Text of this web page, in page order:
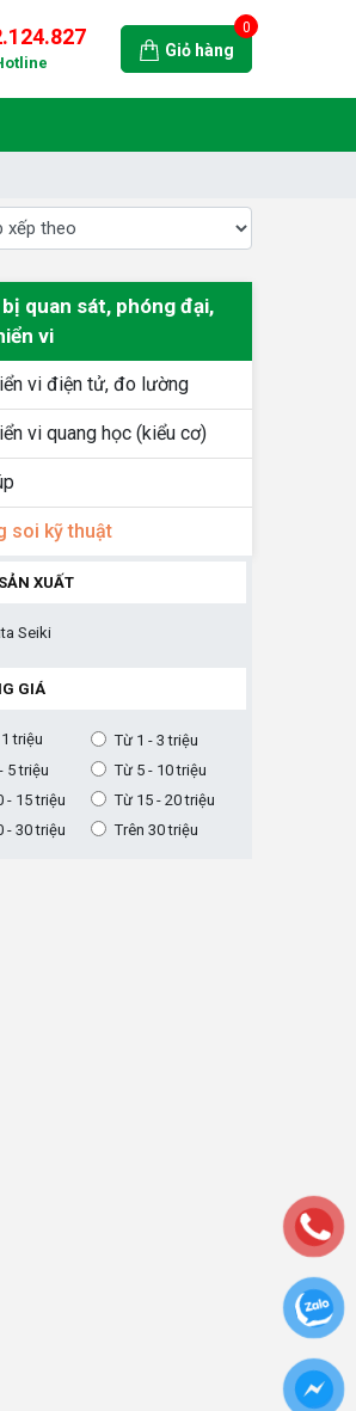
0
Giỏ hàng
Niigata
quan sát, phóng đại,
vi
vi điện tử, đo lường
vi quang học (kiểu cơ)
soi kỹ thuật
XUẤT
Seiki
GIÁ
triệu
Từ 1 - 3 triệu
5 triệu
Từ 5 - 10 triệu
- 15 triệu
Từ 15 - 20 triệu
- 30 triệu
Trên 30 triệu